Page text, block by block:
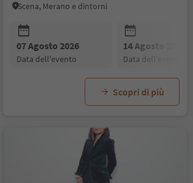
Scena, Merano e dintorni
07 Agosto 2026
data dell'evento
14 Agosto 2026
data dell'evento
Scopri di più